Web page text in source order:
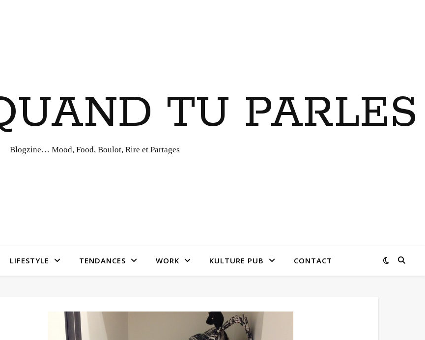
TU PARLES
Blogzine… Mood, Food, Boulot, Rire et Partages
LIFESTYLE TENDANCES WORK KULTURE PUB CONTACT